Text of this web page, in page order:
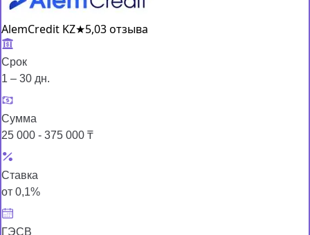
AlemCredit KZ★5,03 отзыва
Срок
1 – 30 дн.
Сумма
25 000 - 375 000 ₸
Ставка
от 0,1%
ГЭСВ